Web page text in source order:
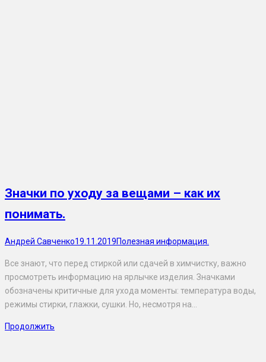
Значки по уходу за вещами – как их
понимать.
Андрей Савченко19.11.2019Полезная информация.
Все знают, что перед стиркой или сдачей в химчистку, важно
просмотреть информацию на ярлычке изделия. Значками
обозначены критичные для ухода моменты: температура воды,
режимы стирки, глажки, сушки. Но, несмотря на…
Продолжить